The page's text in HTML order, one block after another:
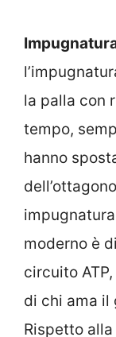
la palla con
tempo,
hanno
moderno è
circuito
di chi ama il
Rispetto